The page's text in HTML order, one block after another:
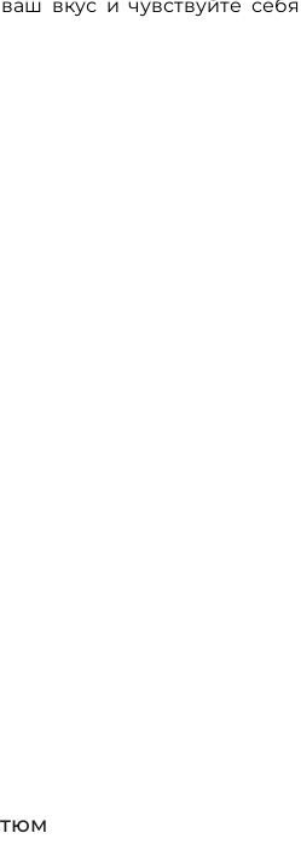
вкус и чувствуйте себя